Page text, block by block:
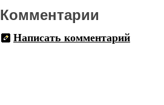
Комментарии
Написать комментарий